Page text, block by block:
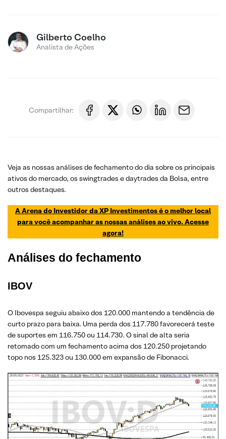
Gilberto Coelho
Analista de Ações
Compartilhar:
Veja as nossas análises de fechamento do dia sobre os principais
ativos do mercado, os swingtrades e daytrades da Bolsa, entre
outros destaques.
A Arena do Investidor da XP Investimentos é o melhor local
para você acompanhar as nossas análises ao vivo. Acesse
agora!
Análises do fechamento
IBOV
O Ibovespa seguiu abaixo dos 120.000 mantendo a tendência de
curto prazo para baixa. Uma perda dos 117.780 favorecerá teste
de suportes em 116.750 ou 114.730. O sinal de alta seria
retomado com um fechamento acima dos 120.250 projetando
topo nos 125.323 ou 130.000 em expansão de Fibonacci.